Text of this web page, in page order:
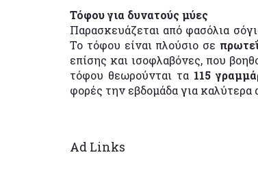
Τόφου για δυνατούς μύες
Παρασκευάζεται από φασόλια
Το τόφου είναι πλούσιο σε
επίσης και ισοφλαβόνες, που
τόφου θεωρούνται τα 115
φορές την εβδομάδα για καλύτερα
Ad Links